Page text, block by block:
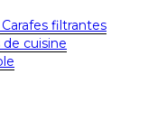
filtrantes
cuisine